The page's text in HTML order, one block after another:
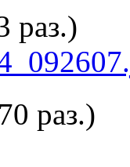
раз.)
раз.)